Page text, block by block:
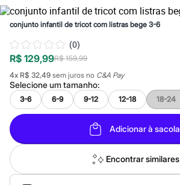
Calçados
Mindse7
Plus Size
Até 20% off
Até 40% off
Até 60% off
A partir de 60% off
Feminino
Em alta
Inverno
Alfaiataria
Novidades
Roupas
Blusas e Camisetas
Básicos
Calças
Casacos e Jaquetas
conjunto infantil de tricot com listras bege 3-6
(0)
R$ 129,99R$ 159,99
4x R$ 32,49 sem juros no C&A Pay
Selecione umtamanho:
3-6 6-9 9-12 12-18 18-24
Adicionar à sacola
Encontrar similares